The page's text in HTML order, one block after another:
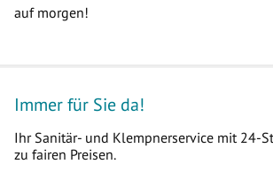
auf morgen!
Immer für Sie da!
Ihr Sanitär- und Klempnerservice mit 24-
zu fairen Preisen.